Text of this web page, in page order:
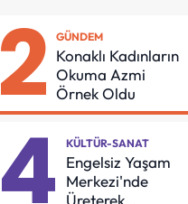
2 GÜNDEM
Konaklı Kadınların
Okuma Azmi
Örnek Oldu
4 KÜLTÜR-SANAT
Engelsiz Yaşam
Merkezi'nde